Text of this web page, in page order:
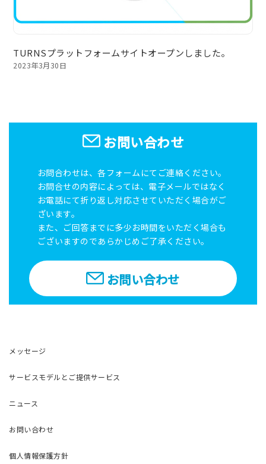
TURNSプラットフォームサイトオープンしました。
2023年3月30日
お問い合わせ
お問合わせは、各フォームにてご連絡ください。
お問合せの内容によっては、電子メールではなく
お電話にて折り返し対応させていただく場合がご
ざいます。
また、ご回答までに多少お時間をいただく場合も
ございますのであらかじめご了承ください。
お問い合わせ
メッセージ
サービスモデルとご提供サービス
ニュース
お問い合わせ
個人情報保護方針